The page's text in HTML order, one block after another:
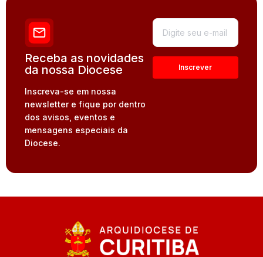
Receba as novidades
da nossa Diocese
Inscreva-se em nossa
newsletter e fique por dentro
dos avisos, eventos e
mensagens especiais da
Diocese.